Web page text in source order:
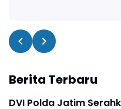
Berita Terbaru
DVI Polda Jatim